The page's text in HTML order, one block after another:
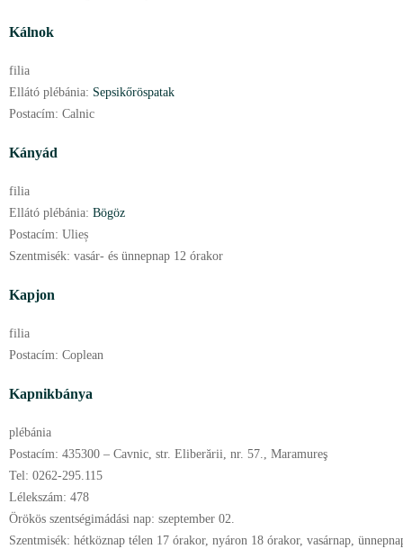
Kálnok
filia
Ellátó plébánia: Sepsikőröspatak
Postacím: Calnic
Kányád
filia
Ellátó plébánia: Bögöz
Postacím: Ulieș
Szentmisék: vasár- és ünnepnap 12 órakor
Kapjon
filia
Postacím: Coplean
Kapnikbánya
plébánia
Postacím: 435300 – Cavnic, str. Eliberării, nr. 57., Maramureş
Tel: 0262-295.115
Lélekszám: 478
Örökös szentségimádási nap: szeptember 02.
Szentmisék: hétköznap télen 17 órakor, nyáron 18 órakor, vasárnap,